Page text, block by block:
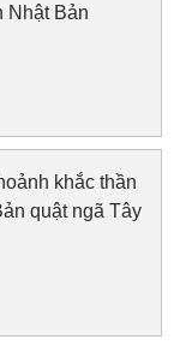
Nhật Bản
khắc thần
quật ngã Tây